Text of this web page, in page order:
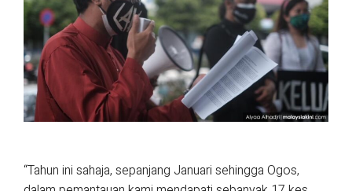
“Tahun ini sahaja, sepanjang Januari sehingga Ogos,